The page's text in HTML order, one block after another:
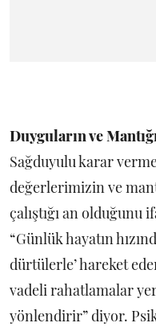
Duyguların ve
Sağduyulu karar
değerlerimizin ve
çalıştığı an olduğunu
“Günlük hayatın
dürtülerle’ hareket
vadeli rahatlamalar
yönlendirir” diyor.